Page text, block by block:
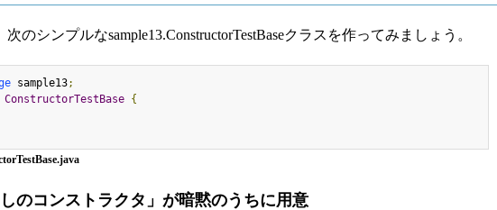
のシンプルなsample13.ConstructorTestBaseクラスを作ってみましょう。
sample13;
ConstructorTestBase {
しのコンストラクタ」が暗黙のうちに用意